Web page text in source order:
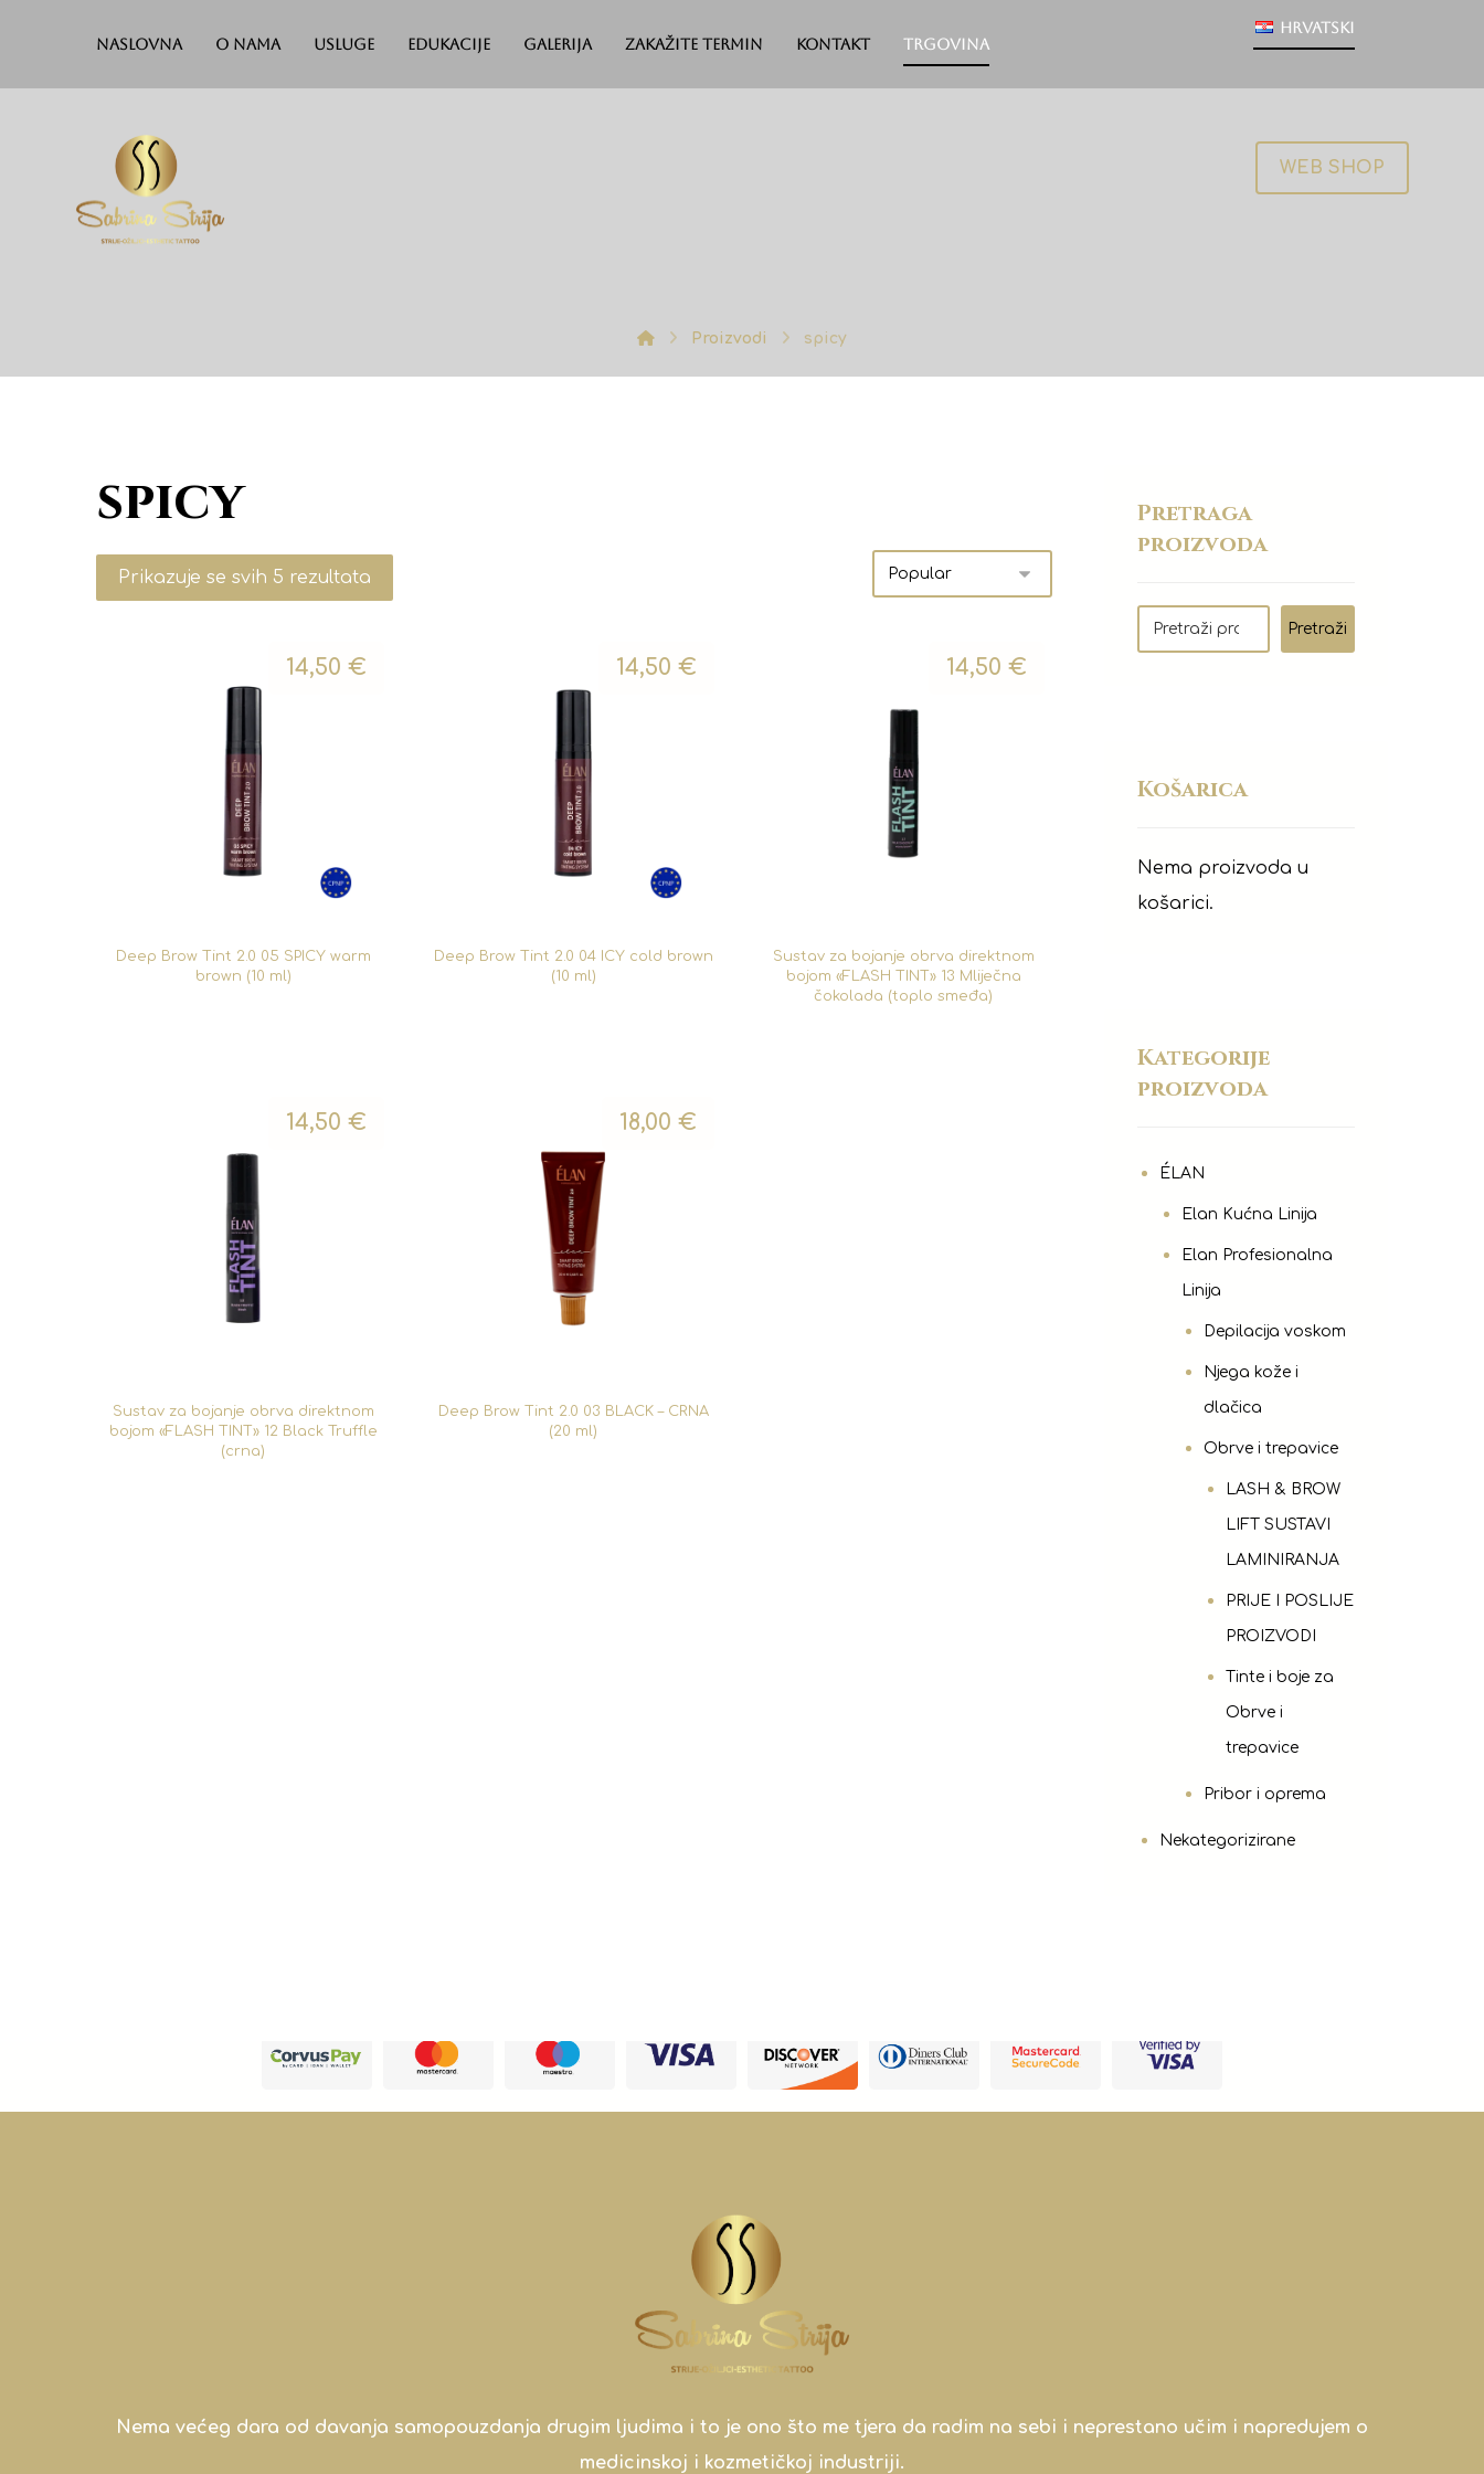
Naslovna O nama Usluge Edukacije Galerija Zakažite termin Kontakt Trgovina
Hrvatski
WEB SHOP
Proizvodi spicy
spicy
Prikazuje se svih 5 rezultata
Deep Brow Tint 2.0 05 SPICY warm
brown (10 ml)
14,50€
Deep Brow Tint 2.0 04 ICY cold brown
(10 ml)
14,50€
Sustav za bojanje obrva direktnom
bojom «FLASH TINT» 13 Mliječna
čokolada (toplo smeđa)
14,50€
Sustav za bojanje obrva direktnom
bojom «FLASH TINT» 12 Black Truffle
(crna)
14,50€
Deep Brow Tint 2.0 03 BLACK – CRNA
(20 ml)
18,00€
Pretraga
proizvoda
Pretraži
Košarica
Nema proizvoda u
košarici.
Kategorije
proizvoda
ÉLAN
Elan Kućna Linija
Elan Profesionalna
Linija
Depilacija voskom
Njega kože i
dlačica
Obrve i trepavice
LASH & BROW
LIFT SUSTAVI
LAMINIRANJA
PRIJE I POSLIJE
PROIZVODI
Tinte i boje za
Obrve i
trepavice
Pribor i oprema
Nekategorizirane
Nema većeg dara od davanja samopouzdanja drugim ljudima i to je ono što me tjera da radim na sebi i neprestano učim i napredujem o
medicinskoj i kozmetičkoj industriji.